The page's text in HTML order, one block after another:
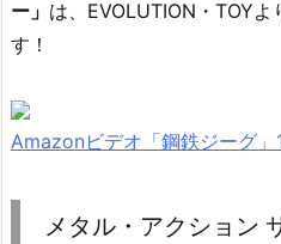
ー」 は、EVOLUTION・TOY
す！
Amazonビデオ「鋼鉄ジーグ」
メタル・アクション